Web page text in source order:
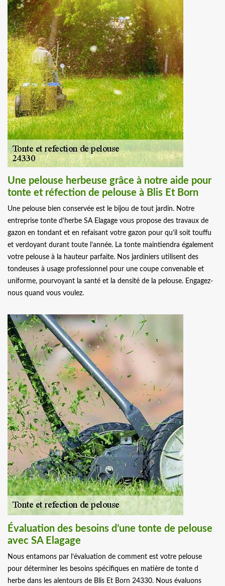
Une pelouse herbeuse grâce à notre aide pour
tonte et réfection de pelouse à Blis Et Born
Une pelouse bien conservée est le bijou de tout jardin. Notre
entreprise tonte d'herbe SA Elagage vous propose des travaux de
gazon en tondant et en refaisant votre gazon pour qu’il soit touffu
et verdoyant durant toute l’année. La tonte maintiendra également
votre pelouse à la hauteur parfaite. Nos jardiniers utilisent des
tondeuses à usage professionnel pour une coupe convenable et
uniforme, pourvoyant la santé et la densité de la pelouse. Engagez-
nous quand vous voulez.
Évaluation des besoins d’une tonte de pelouse
avec SA Elagage
Nous entamons par l’évaluation de comment est votre pelouse
pour déterminer les besoins spécifiques en matière de tonte d
herbe dans les alentours de Blis Et Born 24330. Nous évaluons